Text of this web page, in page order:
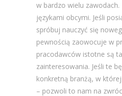
w bardzo wielu
językami obcymi. Jeśli
spróbuj nauczyć się
pewnością zaowocuje w
pracodawców istotne są
zainteresowania. Jeśli te
konkretną branżą, w
– pozwoli to nam na